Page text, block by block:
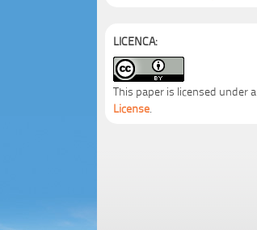
LICENCA:
This paper is licensed under a
License